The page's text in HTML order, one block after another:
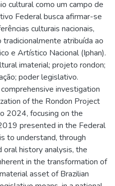
cultural como um campo de
Federal busca afirmar-se
culturais nacionais,
atribuída ao
e Artístico Nacional (Iphan).
imaterial; projeto rondon;
poder legislativo.
investigation
of the Rondon Project
2024, focusing on the
presented in the Federal
to understand, through
oral history analysis, the
in the transformation of
asset of Brazilian